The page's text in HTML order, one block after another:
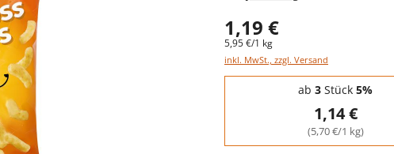
1,19 €
5,95 €/1 kg
inkl. MwSt., zzgl. Versand
Staffelpreise - Mengenrabatt
ab 3 Stück 5%
1,14 €
(5,70 €/1 kg)